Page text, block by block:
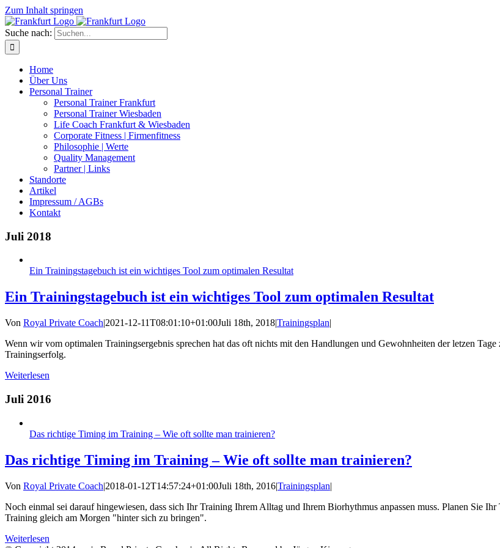
Zum Inhalt springen
Suche nach:
Home
Über Uns
Personal Trainer
Personal Trainer Frankfurt
Personal Trainer Wiesbaden
Life Coach Frankfurt & Wiesbaden
Corporate Fitness | Firmenfitness
Philosophie | Werte
Quality Management
Partner | Links
Standorte
Artikel
Impressum / AGBs
Kontakt
Juli 2018
Ein Trainingstagebuch ist ein wichtiges Tool zum optimalen Resultat
Ein Trainingstagebuch ist ein wichtiges Tool zum optimalen Resultat
Von Royal Private Coach|2021-12-11T08:01:10+01:00Juli 18th, 2018|Trainingsplan|
Wenn wir vom optimalen Trainingsergebnis sprechen hat das oft nichts mit den Handlungen und Gewohnheiten der letzen
Trainingserfolg.
Weiterlesen
Juli 2016
Das richtige Timing im Training – Wie oft sollte man trainieren?
Das richtige Timing im Training – Wie oft sollte man trainieren?
Von Royal Private Coach|2018-01-12T14:57:24+01:00Juli 18th, 2016|Trainingsplan|
Noch einmal sei darauf hingewiesen, dass sich Ihr Training Ihrem Alltag und Ihrem Biorhythmus anpassen muss. Planen Sie
Training gleich am Morgen "hinter sich zu bringen".
Weiterlesen